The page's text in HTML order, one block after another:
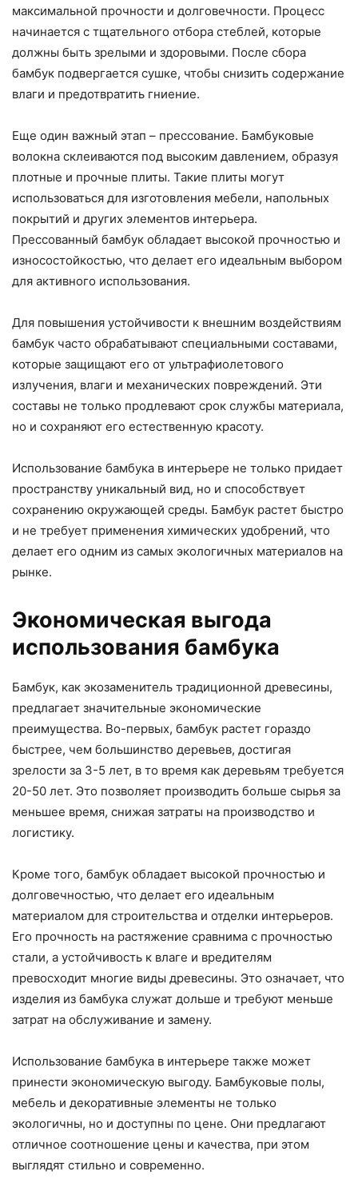
максимальной прочности и долговечности. Процесс
начинается с тщательного отбора стеблей, которые
должны быть зрелыми и здоровыми. После сбора
бамбук подвергается сушке, чтобы снизить содержание
влаги и предотвратить гниение.
Еще один важный этап – прессование. Бамбуковые
волокна склеиваются под высоким давлением, образуя
плотные и прочные плиты. Такие плиты могут
использоваться для изготовления мебели, напольных
покрытий и других элементов интерьера.
Прессованный бамбук обладает высокой прочностью и
износостойкостью, что делает его идеальным выбором
для активного использования.
Для повышения устойчивости к внешним воздействиям
бамбук часто обрабатывают специальными составами,
которые защищают его от ультрафиолетового
излучения, влаги и механических повреждений. Эти
составы не только продлевают срок службы материала,
но и сохраняют его естественную красоту.
Использование бамбука в интерьере не только придает
пространству уникальный вид, но и способствует
сохранению окружающей среды. Бамбук растет быстро
и не требует применения химических удобрений, что
делает его одним из самых экологичных материалов на
рынке.
Экономическая выгода
использования бамбука
Бамбук, как экозаменитель традиционной древесины,
предлагает значительные экономические
преимущества. Во-первых, бамбук растет гораздо
быстрее, чем большинство деревьев, достигая
зрелости за 3-5 лет, в то время как деревьям требуется
20-50 лет. Это позволяет производить больше сырья за
меньшее время, снижая затраты на производство и
логистику.
Кроме того, бамбук обладает высокой прочностью и
долговечностью, что делает его идеальным
материалом для строительства и отделки интерьеров.
Его прочность на растяжение сравнима с прочностью
стали, а устойчивость к влаге и вредителям
превосходит многие виды древесины. Это означает, что
изделия из бамбука служат дольше и требуют меньше
затрат на обслуживание и замену.
Использование бамбука в интерьере также может
принести экономическую выгоду. Бамбуковые полы,
мебель и декоративные элементы не только
экологичны, но и доступны по цене. Они предлагают
отличное соотношение цены и качества, при этом
выглядят стильно и современно.